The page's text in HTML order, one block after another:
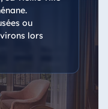
ou
lors